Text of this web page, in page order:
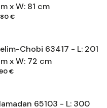
x W: 81 cm
€
Chobi 63417 - L: 201
x W: 72 cm
€
65103 - L: 300